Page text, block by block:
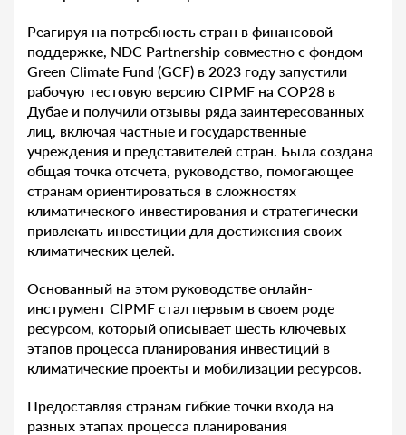
Реагируя на потребность стран в финансовой
поддержке, NDC Partnership совместно с фондом
Green Climate Fund (GCF) в 2023 году запустили
рабочую тестовую версию CIPMF на COP28 в
Дубае и получили отзывы ряда заинтересованных
лиц, включая частные и государственные
учреждения и представителей стран. Была создана
общая точка отсчета, руководство, помогающее
странам ориентироваться в сложностях
климатического инвестирования и стратегически
привлекать инвестиции для достижения своих
климатических целей.
Основанный на этом руководстве онлайн-
инструмент CIPMF стал первым в своем роде
ресурсом, который описывает шесть ключевых
этапов процесса планирования инвестиций в
климатические проекты и мобилизации ресурсов.
Предоставляя странам гибкие точки входа на
разных этапах процесса планирования